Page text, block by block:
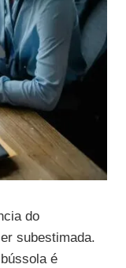
do
subestimada.
é